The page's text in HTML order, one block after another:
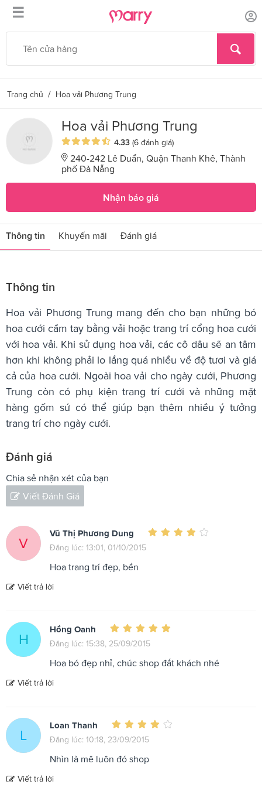
☰
Trang chủ / Hoa vải Phương Trung
Hoa vải Phương Trung
4.33 (6 đánh giá)
240-242 Lê Duẩn, Quận Thanh Khê, Thành
phố Đà Nẵng
Nhận báo giá
Thông tin Khuyến mãi Đánh giá
Thông tin
Hoa vải Phương Trung mang đến cho bạn những bó
hoa cưới cầm tay bằng vải hoặc trang trí cổng hoa cưới
với hoa vải. Khi sử dụng hoa vải, các cô dâu sẽ an tâm
hơn khi không phải lo lắng quá nhiều về độ tươi và giá
cả của hoa cưới. Ngoài hoa vải cho ngày cưới, Phương
Trung còn có phụ kiện trang trí cưới và những mặt
hàng gốm sứ có thể giúp bạn thêm nhiều ý tưởng
trang trí cho ngày cưới.
Đánh giá
Chia sẻ nhận xét của bạn
Viết Đánh Giá
V
Vũ Thị Phương Dung
Đăng lúc: 13:01, 01/10/2015
Hoa trang trí đẹp, bền
Viết trả lời
H
Hồng Oanh
Đăng lúc: 15:38, 25/09/2015
Hoa bó đẹp nhỉ, chúc shop đắt khách nhé
Viết trả lời
L
Loan Thanh
Đăng lúc: 10:18, 23/09/2015
Nhìn là mê luôn đó shop
Viết trả lời